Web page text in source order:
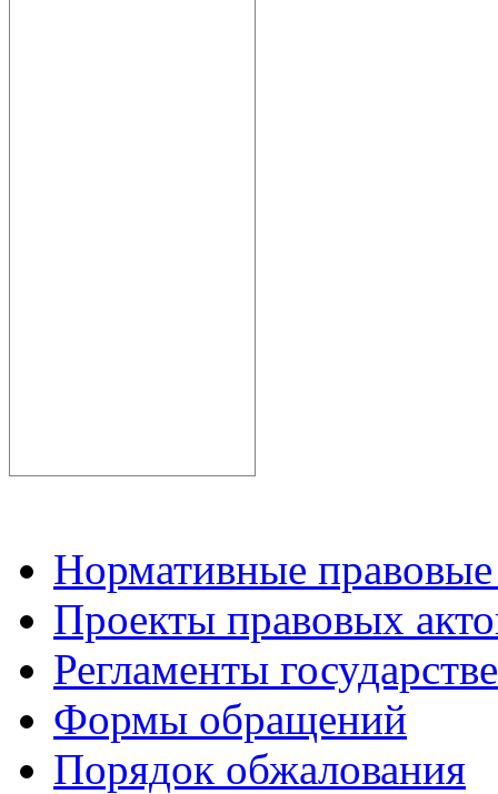
Нормативные
Проекты правовых
Регламенты
Формы обращений
Порядок обжалования